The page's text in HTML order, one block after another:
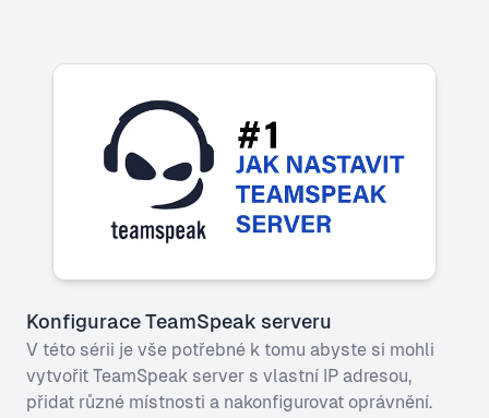
Konfigurace TeamSpeak serveru
V této sérii je vše potřebné k tomu abyste si mohli
vytvořit TeamSpeak server s vlastní IP adresou,
přidat různé místnosti a nakonfigurovat oprávnění.